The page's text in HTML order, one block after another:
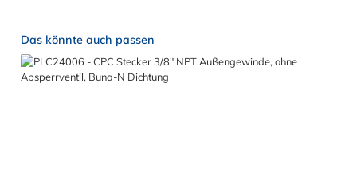
Produktgalerie überspringen
Das könnte auch passen